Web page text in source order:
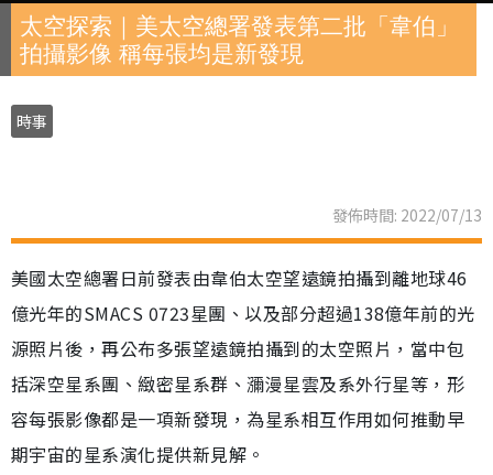
太空探索｜美太空總署發表第二批「韋伯」
拍攝影像 稱每張均是新發現
時事
發佈時間: 2022/07/13
美國太空總署日前發表由韋伯太空望遠鏡拍攝到離地球46
億光年的SMACS 0723星團、以及部分超過138億年前的光
源照片後，再公布多張望遠鏡拍攝到的太空照片，當中包
括深空星系團、緻密星系群、瀰漫星雲及系外行星等，形
容每張影像都是一項新發現，為星系相互作用如何推動早
期宇宙的星系演化提供新見解。